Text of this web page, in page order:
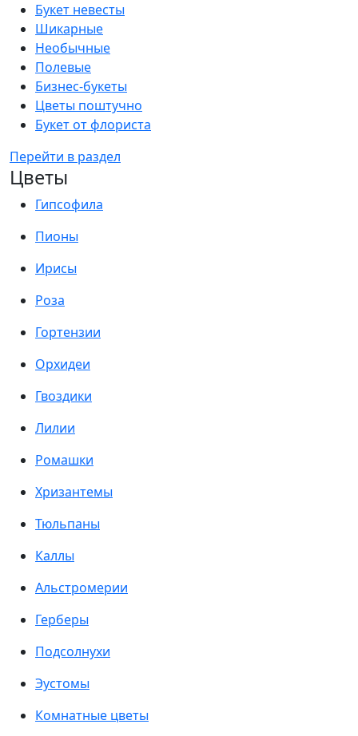
Букет невесты
Шикарные
Необычные
Полевые
Бизнес-букеты
Цветы поштучно
Букет от флориста
Перейти в раздел
Цветы
Гипсофила
Пионы
Ирисы
Роза
Гортензии
Орхидеи
Гвоздики
Лилии
Ромашки
Хризантемы
Тюльпаны
Каллы
Альстромерии
Герберы
Подсолнухи
Эустомы
Комнатные цветы